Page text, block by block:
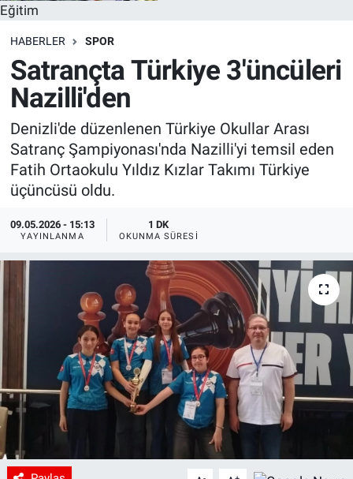
Eğitim
HABERLER SPOR
Satrançta Türkiye 3'üncüleri
Nazilli'den
Denizli'de düzenlenen Türkiye Okullar Arası
Satranç Şampiyonası'nda Nazilli'yi temsil eden
Fatih Ortaokulu Yıldız Kızlar Takımı Türkiye
üçüncüsü oldu.
09.05.2026 - 15:13
YAYINLANMA
1 DK
OKUNMA SÜRESI